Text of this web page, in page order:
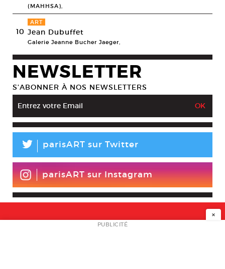
(MAHHSA),
10
ART
Jean Dubuffet
Galerie Jeanne Bucher Jaeger,
NEWSLETTER
S’ABONNER À NOS NEWSLETTERS
L parisART sur Twitter
parisART sur Instagram
NEWSLETTER
×
PUBLICITÉ